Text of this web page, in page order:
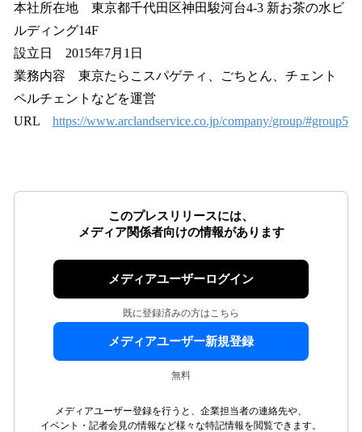
本社所在地 東京都千代田区神田駿河台4-3 新お茶の水ビ
ルディング14F
設立日 2015年7月1日
業務内容 東京たらこスパゲティ、ごちとん、チェント
ペルチェントなどを運営
URL https://www.arclandservice.co.jp/company/group/#group5
このプレスリリースには、
メディア関係者向けの情報があります
メディアユーザーログイン
既に登録済みの方はこちら
メディアユーザー新規登録
無料
メディアユーザー登録を行うと、企業担当者の連絡先や、
イベント・記者会見の情報など様々な特記情報を閲覧できます。